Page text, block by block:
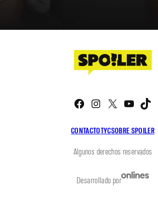
CONTACTOTYCSOBRE SPOILER
Facebook
Instagram
X
Algunos derechos reservados
Desarrollado por